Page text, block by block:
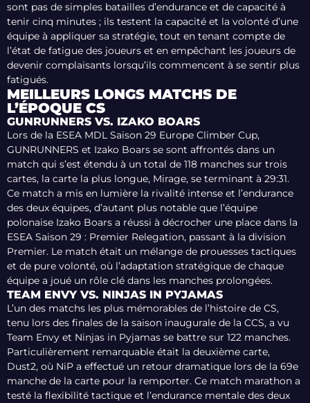
sont pas de simples batailles d’endurance et de capacité à
tenir cinq minutes ; ils testent la capacité et la volonté d’une
équipe à appliquer sa stratégie, tout en tenant compte de
l’état de fatigue des joueurs et en empêchant les joueurs de
devenir complaisants lorsqu’ils commencent à se sentir plus
fatigués.
MEILLEURS LONGS MATCHS DE
L’ÉPOQUE CS
GUNRUNNERS VS. IZAKO BOARS
Lors de la ESEA MDL Saison 29 Europe Climber Cup,
GUNRUNNERS et Izako Boars se sont affrontés dans un
match qui s’est étendu à un total de 118 manches sur trois
cartes, la carte la plus longue, Mirage, se terminant à 29:31.
Ce match a mis en lumière la rivalité intense et l’endurance
des deux équipes, d’autant plus notable que l’équipe
polonaise Izako Boars a réussi à décrocher une place dans la
ESEA Saison 29 : Premier Relegation, passant à la division
Premier. Le match était un mélange de prouesses tactiques
et de pure volonté, où l’adaptation stratégique de chaque
équipe a joué un rôle clé dans les manches prolongées.
TEAM ENVY VS. NINJAS IN PYJAMAS
L’un des matchs les plus mémorables de l’histoire de CS,
tenu lors des finales de la saison inaugurale de la CCS, a vu
Team Envy et Ninjas in Pyjamas se battre sur 122 manches.
Particulièrement remarquable était la deuxième carte,
Dust2, où NiP a effectué un retour dramatique lors de la 69e
manche de la carte pour la remporter. Ce match marathon a
testé la flexibilité tactique et l’endurance mentale des deux